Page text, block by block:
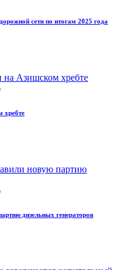
сети по итогам 2025 года
хребте
дизельных генераторов